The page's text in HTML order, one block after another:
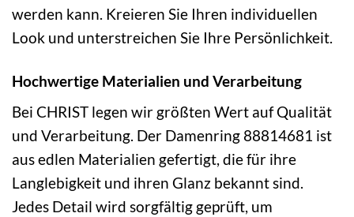
werden kann. Kreieren Sie Ihren individuellen
Look und unterstreichen Sie Ihre Persönlichkeit.
Hochwertige Materialien und Verarbeitung
Bei CHRIST legen wir größten Wert auf Qualität
und Verarbeitung. Der Damenring 88814681 ist
aus edlen Materialien gefertigt, die für ihre
Langlebigkeit und ihren Glanz bekannt sind.
Jedes Detail wird sorgfältig geprüft, um